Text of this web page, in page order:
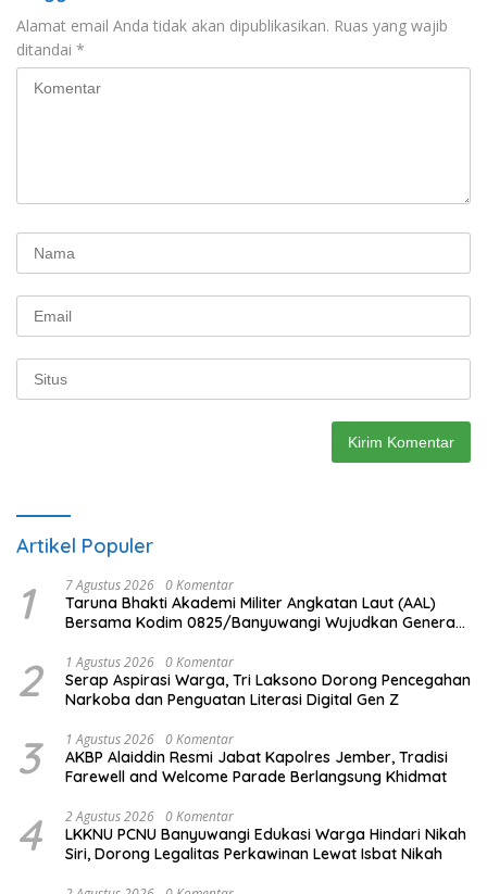
Alamat email Anda tidak akan dipublikasikan. Ruas yang wajib
ditandai *
Artikel Populer
1 7 Agustus 2026 0 Komentar
Taruna Bhakti Akademi Militer Angkatan Laut (AAL)
Bersama Kodim 0825/Banyuwangi Wujudkan Generasi
2 1 Agustus 2026 0 Komentar
Serap Aspirasi Warga, Tri Laksono Dorong Pencegahan
Narkoba dan Penguatan Literasi Digital Gen Z
3 1 Agustus 2026 0 Komentar
AKBP Alaiddin Resmi Jabat Kapolres Jember, Tradisi
Farewell and Welcome Parade Berlangsung Khidmat
4 2 Agustus 2026 0 Komentar
LKKNU PCNU Banyuwangi Edukasi Warga Hindari Nikah
Siri, Dorong Legalitas Perkawinan Lewat Isbat Nikah